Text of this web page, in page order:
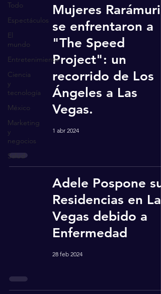
Todo
Espectáculos
El
mundo
Entretenimiento
Ciencia
y
tecnología
México
Marketing
y
negocios
Salud
Mujeres Rarámuris
se enfrentaron a
"The Speed
Project": un
recorrido de Los
Ángeles a Las
Vegas.
1 abr 2024
Adele Pospone
Residencias en Las
Vegas debido a
Enfermedad
28 feb 2024